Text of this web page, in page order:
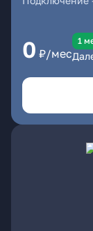
0 ₽/мес
1